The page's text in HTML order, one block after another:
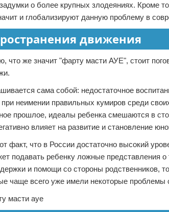
о более крупных злодеяниях. Кроме
и глобализируют данную проблему в
движения
что же значит "фарту масти АУЕ", стоит
сама собой: недостаточное
неимении правильных кумиров среди
прошлое, идеалы ребенка смешаются в
влияет на развитие и становление
факт, что в России достаточно высокий
подавать ребенку ложные представления
и помощи со стороны родственников,
чаще всего уже имели некоторые проблемы